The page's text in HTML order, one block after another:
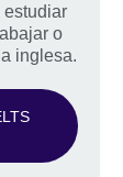
estudiar
o
inglesa.